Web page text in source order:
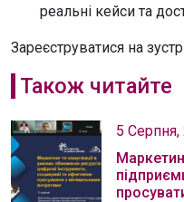
реальні кейси та
Зареєструватися на
Також читайте
5 Серпня,